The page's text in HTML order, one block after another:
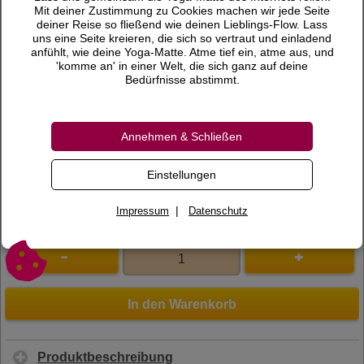
Preis 59,95 €
inkl. 19 % MwSt.
Versandkosten
Bewertungen
0 Bewertungen
Bewertung schreiben
300092
In den Warenkorb
Produktbeschreibung
Mit deiner Zustimmung zu Cookies machen wir jede Seite
deiner Reise so fließend wie deinen Lieblings-Flow. Lass
uns eine Seite kreieren, die sich so vertraut und einladend
anfühlt, wie deine Yoga-Matte. Atme tief ein, atme aus, und
'komme an' in einer Welt, die sich ganz auf deine
Bedürfnisse abstimmt.
Annehmen & Schließen
Einstellungen
Impressum | Datenschutz